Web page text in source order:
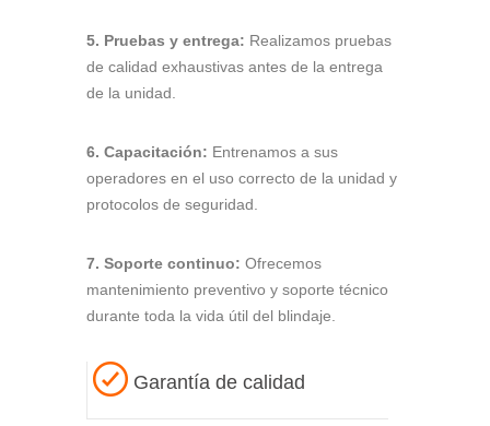
5. Pruebas y entrega: Realizamos pruebas
de calidad exhaustivas antes de la entrega
de la unidad.
6. Capacitación: Entrenamos a sus
operadores en el uso correcto de la unidad y
protocolos de seguridad.
7. Soporte continuo: Ofrecemos
mantenimiento preventivo y soporte técnico
durante toda la vida útil del blindaje.
Garantía de calidad